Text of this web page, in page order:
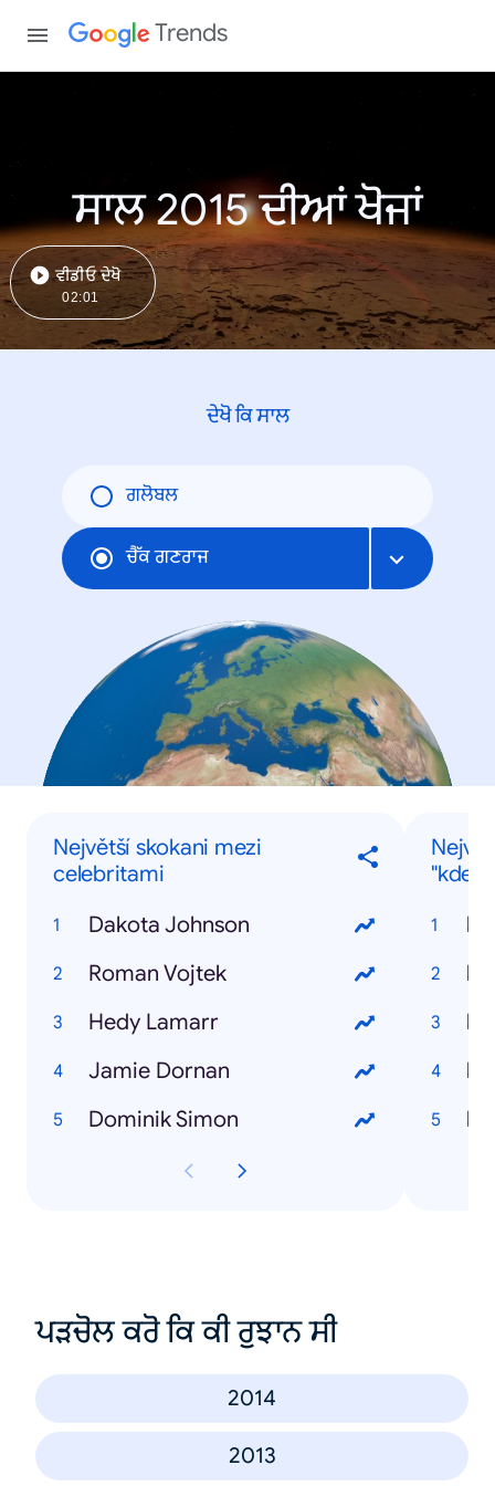
Trends
ਸਾਲ 2015 ਦੀਆਂ ਖੋਜਾਂ
ਵੀਡੀਓ ਦੇਖੋ
02:01
ਦੇਖੋ ਕਿ ਸਾਲ
ਗਲੋਬਲ
ਚੈੱਕ ਗਣਰਾਜ
Největší skokani mezi
celebritami
Dakota Johnson
Roman Vojtek
Hedy Lamarr
Jamie Dornan
Dominik Simon
"kde
ਪੜਚੋਲ ਕਰੋ ਕਿ ਕੀ ਰੁਝਾਨ ਸੀ
2014
2013